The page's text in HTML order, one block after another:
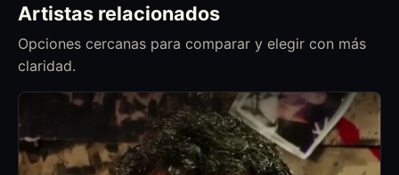
Artistas relacionados
Opciones cercanas para comparar y elegir con más
claridad.